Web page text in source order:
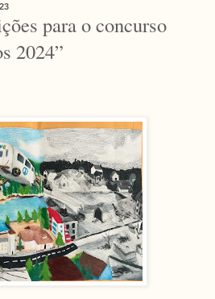
para o concurso
2024”